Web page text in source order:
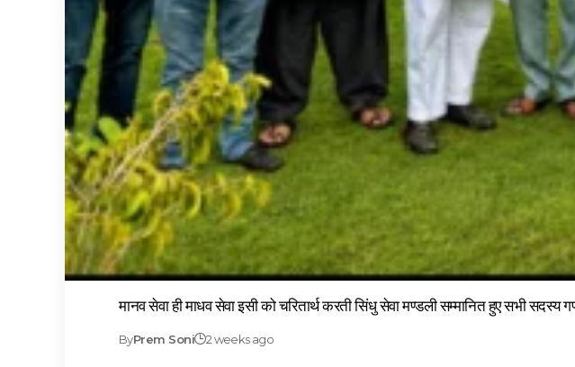
मानव सेवा ही माधव सेवा इसी को चरितार्थ करती सिंधु सेवा मण्डली सम्मानित हुए सभी सदस्य
ByPrem Soni 2 weeks ago